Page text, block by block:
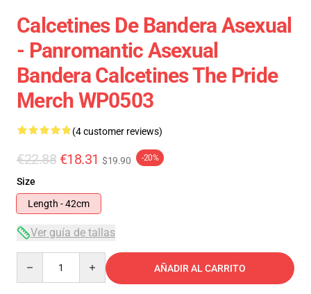
Calcetines De Bandera Asexual
- Panromantic Asexual
Bandera Calcetines The Pride
Merch WP0503
(4 customer reviews)
€22.88 €18.31 $19.90 -20%
Size
Length - 42cm
Ver guía de tallas
AÑADIR AL CARRITO